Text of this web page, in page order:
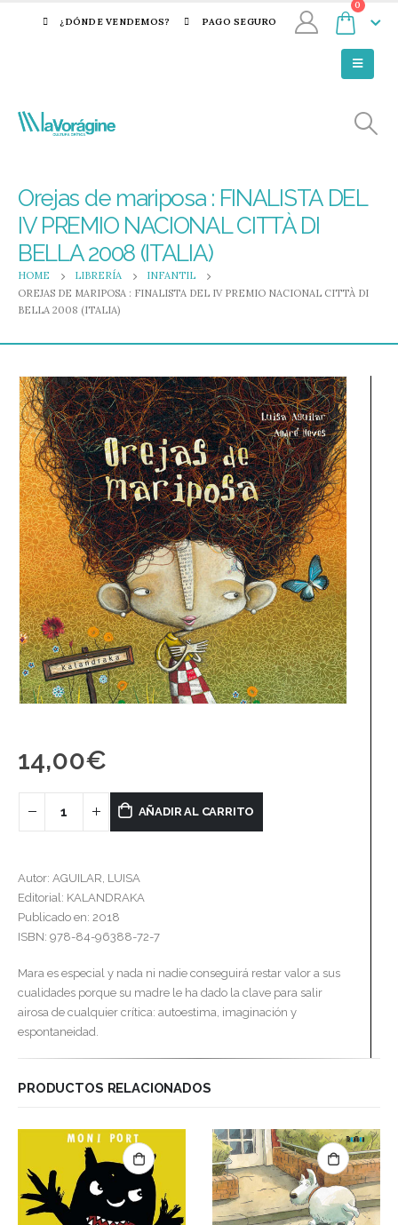
¿DÓNDE VENDEMOS? PAGO SEGURO
0
Orejas de mariposa : FINALISTA DEL
IV PREMIO NACIONAL CITTÀ DI
BELLA 2008 (ITALIA)
HOME LIBRERÍA
INFANTIL
OREJAS DE MARIPOSA : FINALISTA DEL IV PREMIO NACIONAL CITTÀ DI
BELLA 2008 (ITALIA)
14,00€
AÑADIR AL CARRITO
Autor: AGUILAR, LUISA
Editorial: KALANDRAKA
Publicado en: 2018
ISBN: 978-84-96388-72-7
Mara es especial y nada ni nadie conseguirá restar valor a sus
cualidades porque su madre le ha dado la clave para salir
airosa de cualquier crítica: autoestima, imaginación y
espontaneidad.
PRODUCTOS RELACIONADOS